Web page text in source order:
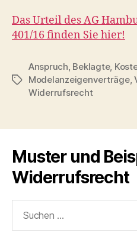
Das Urteil des AG
401/16 finden Sie hier!
Schlagwörter
Anspruch, Beklagte,
Modelanzeigenverträge,
Widerrufsrecht
Muster und
Widerrufsrecht
nach: